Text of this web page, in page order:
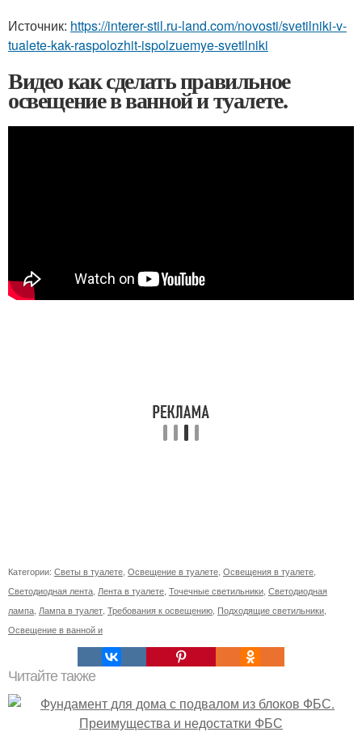
Источник: https://interer-stil.ru-land.com/novosti/svetilniki-v-
tualete-kak-raspolozhit-ispolzuemye-svetilniki
Видео как сделать правильное
освещение в ванной и туалете.
Категории: Светы в туалете Освещение в туалете Освещения в туалете
Светодиодная лента Лента в туалете Точечные светильники Светодиодная
лампа Лампа в туалет Требования к освещению Подходящие светильники
Освещение в ванной и
Читайте также